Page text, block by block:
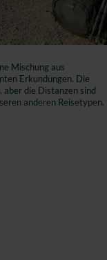
Mischung aus
Erkundungen. Die
die Distanzen sind
anderen Reisetypen.